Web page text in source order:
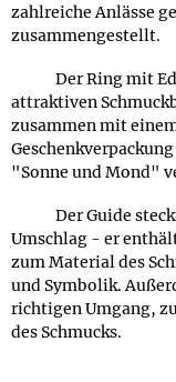
zahlreiche Anlässe
zusammengestellt.
Der Ring mit
attraktiven
zusammen mit
"Sonne und Mond"
Der Guide
Umschlag - er
zum Material des
und Symbolik.
richtigen Umgang,
des Schmucks.